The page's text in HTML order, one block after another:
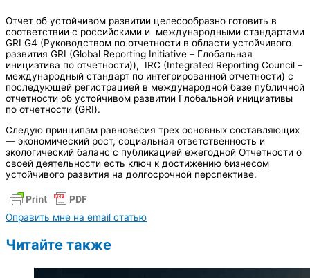
Отчет об устойчивом развитии целесообразно готовить в
соответствии с российскими и международными стандартами
GRI G4 (Руководством по отчетности в области устойчивого
развития GRI (Global Reporting Initiative – Глобальная
инициатива по отчетности)), IRC (Integrated Reporting Council –
международный стандарт по интегрированной отчетности) с
последующей регистрацией в международной базе публичной
отчетности об устойчивом развитии Глобальной инициативы
по отчетности (GRI).
Следую принципам равновесия трех основных составляющих
— экономический рост, социальная ответственность и
экологический баланс с публикацией ежегодной Отчетности о
своей деятельности есть ключ к достижению бизнесом
устойчивого развития на долгосрочной перспективе.
Оправить мне на email статью
Читайте также